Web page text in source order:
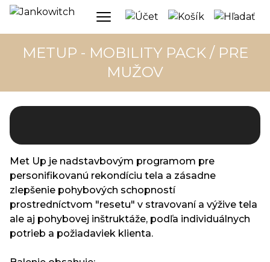
METUP - MOBILITY PACK / PRE
MUŽOV
Met Up je nadstavbovým programom pre
personifikovanú rekondíciu tela a zásadne
zlepšenie pohybových schopností
prostredníctvom "resetu" v stravovaní a výžive tela
ale aj pohybovej inštruktáže, podľa individuálnych
potrieb a požiadaviek klienta.